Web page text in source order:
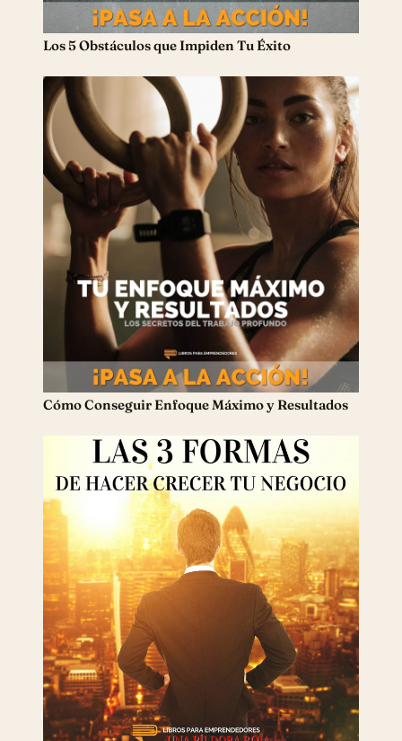
Los 5 Obstáculos que Impiden Tu Éxito
Cómo Conseguir Enfoque Máximo y Resultados